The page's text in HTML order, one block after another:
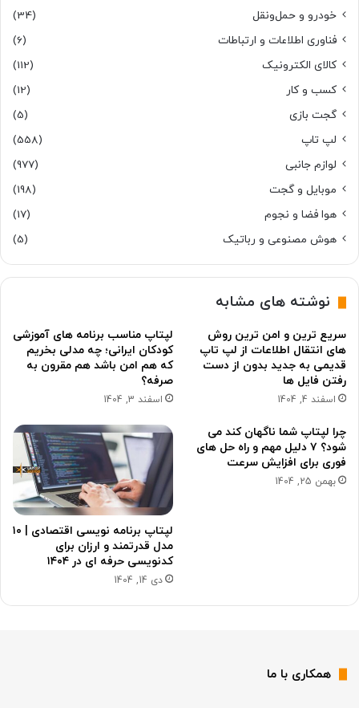
خودرو و حمل‌و‌نقل
(34)
فناوری اطلاعات و ارتباطات
(6)
کالای الکترونیک
(112)
کسب و کار
(12)
گجت بازی
(5)
لپ تاپ
(558)
لوازم جانبی
(977)
موبایل و گجت
(198)
هوا فضا و نجوم
(17)
هوش مصنوعی و رباتیک
(5)
نوشته های مشابه
سریع ترین و امن ترین روش
های انتقال اطلاعات از لپ تاپ
قدیمی به جدید بدون از دست
رفتن فایل ها
اسفند 4, 1404
لپتاپ مناسب برنامه های آموزشی
کودکان ایرانی؛ چه مدلی بخریم
که هم امن باشد هم مقرون به
صرفه؟
اسفند 3, 1404
چرا لپتاپ شما ناگهان کند می
شود؟ ۷ دلیل مهم و راه حل های
فوری برای افزایش سرعت
بهمن 25, 1404
لپتاپ برنامه نویسی اقتصادی | ۱۰
مدل قدرتمند و ارزان برای
کدنویسی حرفه ای در ۱۴۰۴
دی 14, 1404
همکاری با ما